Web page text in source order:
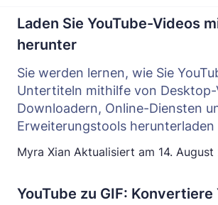
Laden Sie YouTube-Videos
herunter
Sie werden lernen, wie Sie
Untertiteln mithilfe von
Downloadern, Online-Diensten
Erweiterungstools herunterladen
Myra Xian Aktualisiert am 14.
YouTube zu GIF: Konvertiere